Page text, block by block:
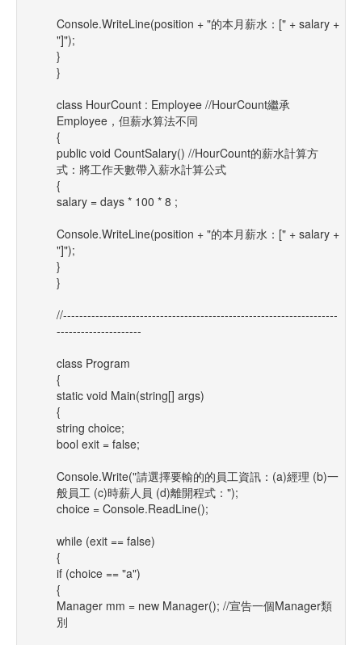
Console.WriteLine(position + "的本月薪水：[" + salary +
"]");
}
}
class HourCount : Employee //HourCount繼承
Employee，但薪水算法不同
{
public void CountSalary() //HourCount的薪水計算方
式：將工作天數帶入薪水計算公式
{
salary = days * 100 * 8 ;
Console.WriteLine(position + "的本月薪水：[" + salary +
"]");
}
}
//--------------------------------------------------------------------
---------------------
class Program
{
static void Main(string[] args)
{
string choice;
bool exit = false;
Console.Write("請選擇要輸的的員工資訊：(a)經理 (b)一
般員工 (c)時薪人員 (d)離開程式：");
choice = Console.ReadLine();
while (exit == false)
{
if (choice == "a")
{
Manager mm = new Manager(); //宣告一個Manager類
別